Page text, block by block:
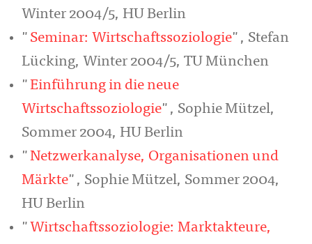
Winter 2004/5, HU Berlin
" Seminar: Wirtschaftssoziologie", Stefan
Lücking, Winter 2004/5, TU München
"Einführung in die neue
Wirtschaftssoziologie", Sophie Mützel,
Sommer 2004, HU Berlin
"Netzwerkanalyse, Organisationen und
Märkte", Sophie Mützel, Sommer 2004,
HU Berlin
" Wirtschaftssoziologie: Marktakteure,